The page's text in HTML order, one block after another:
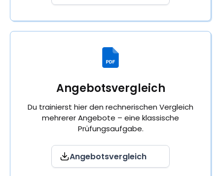
Angebotsvergleich
Du trainierst hier den rechnerischen Vergleich
mehrerer Angebote – eine klassische
Prüfungsaufgabe.
Angebotsvergleich